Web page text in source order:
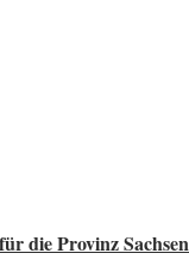
die Provinz Sachsen